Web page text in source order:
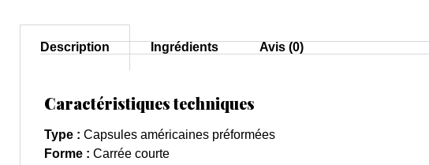
Description Ingrédients Avis (0)
Caractéristiques techniques
Type : Capsules américaines préformées
Forme : Carrée courte